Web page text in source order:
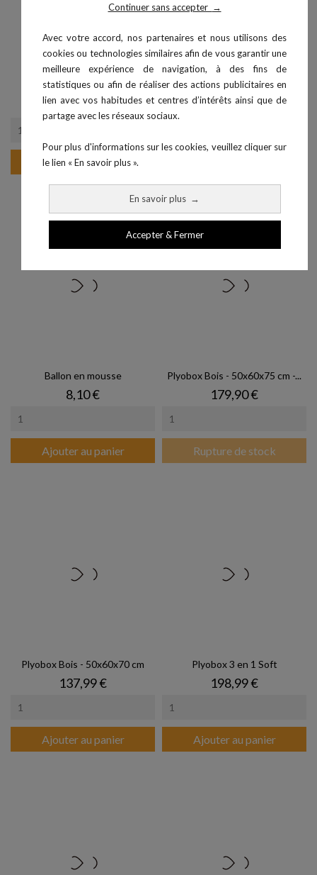
Continuer sans accepter →
Avec votre accord, nos partenaires et nous utilisons des
cookies ou technologies similaires afin de vous garantir une
meilleure expérience de navigation, à des fins de
statistiques ou afin de réaliser des actions publicitaires en
lien avec vos habitudes et centres d’intérêts ainsi que de
partage avec les réseaux sociaux.
Pour plus d'informations sur les cookies, veuillez cliquer sur
le lien « En savoir plus ».
En savoir plus →
Accepter & Fermer
Slam Ball 6 kg
Prix
20,99 €
Ajouter au panier
Ballon Paille
Prix
4,50 €
Ballon en mousse
Prix
8,10 €
Ajouter au panier
Plyobox Bois - 50x60x75 cm -...
Prix
179,90 €
Rupture de stock
Plyobox Bois - 50x60x70 cm
Prix
137,99 €
Ajouter au panier
Plyobox 3 en 1 Soft
Prix
198,99 €
Ajouter au panier